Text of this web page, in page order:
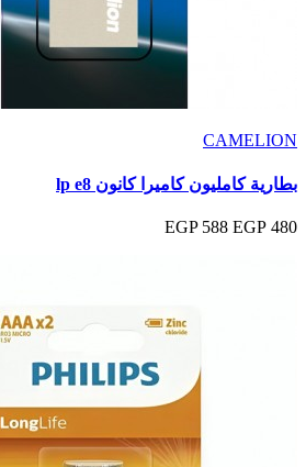
CAMELION
بطارية كامليون كاميرا كانون lp e8
480 EGP
588 EGP